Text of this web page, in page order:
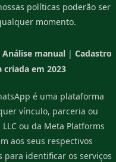
políticas poderão ser
momento.
Análise manual| Cadastro
criada em 2023
é uma plataforma
vínculo, parceria ou
ou da Meta Platforms
aos seus respectivos
para identificar os serviços